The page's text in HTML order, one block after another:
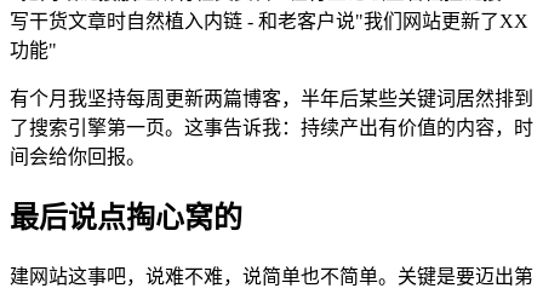
写干货文章时自然植入内链 - 和老客户说"我们网站更新了XX
功能"
有个月我坚持每周更新两篇博客，半年后某些关键词居然排到
了搜索引擎第一页。这事告诉我：持续产出有价值的内容，时
间会给你回报。
最后说点掏心窝的
建网站这事吧，说难不难，说简单也不简单。关键是要迈出第